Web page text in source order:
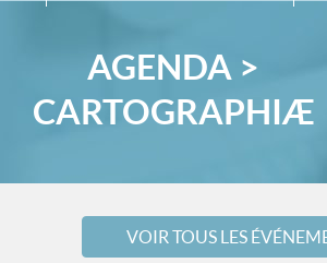
AGENDA >
CARTOGRAPHIÆ
VOIR TOUS LES